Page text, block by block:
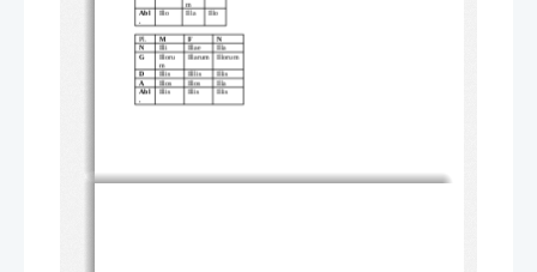
m
Abl
.
Illo Illa Illo
Pl. M F
N
N
Illi Illae
Illa
G
Illoru
m
Illarum Illorum
D Illis Illlis
Illis
A
Illos Illos
Illa
Abl
.
Illis Illis Illis